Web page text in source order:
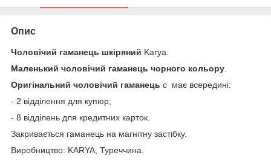
Опис
Чоловічий гаманець шкіряний Karya.
Маленький чоловічий гаманець чорного кольору
Оригінальний чоловічий гаманець c має всередині:
- 2 відділення для купюр;
- 8 відділень для кредитних карток.
Закривається гаманець на магнітну застібку.
Виробництво: KARYA, Туреччина.